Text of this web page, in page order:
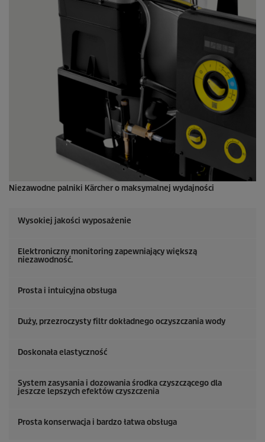
Niezawodne palniki Kärcher o maksymalnej wydajności
Wysokiej jakości wyposażenie
Elektroniczny monitoring zapewniający większą
niezawodność.
Prosta i intuicyjna obsługa
Duży, przezroczysty filtr dokładnego oczyszczania wody
Doskonała elastyczność
System zasysania i dozowania środka czyszczącego dla
jeszcze lepszych efektów czyszczenia
Prosta konserwacja i bardzo łatwa obsługa